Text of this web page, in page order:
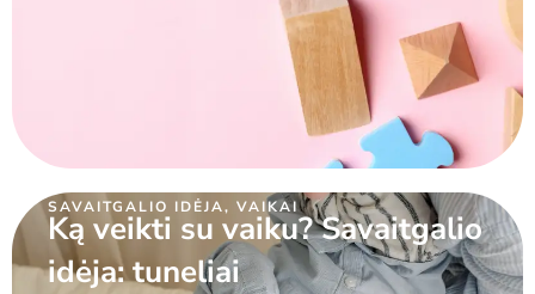
SAVAITGALIO IDĖJA, VAIKAI
Ką veikti su vaiku? Savaitgalio
idėja: tuneliai